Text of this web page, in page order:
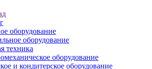
оборудование
оборудование
техника
оборудование
и кондитерское оборудование